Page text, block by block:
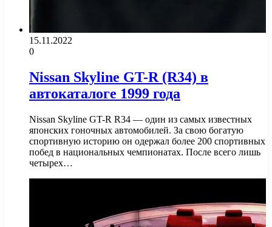
15.11.2022
0
Nissan Skyline GT-R (R34) в
автокаталоге 1999 года
Nissan Skyline GT-R R34 — один из самых известных
японских гоночных автомобилей. За свою богатую
спортивную историю он одержал более 200 спортивных
побед в национальных чемпионатах. После всего лишь
четырех…